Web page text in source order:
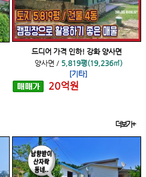
드디어 가격 인하! 강화 양사면
양사면 / 5,819평(19,236㎡)
[기타]
20억원
더보기+